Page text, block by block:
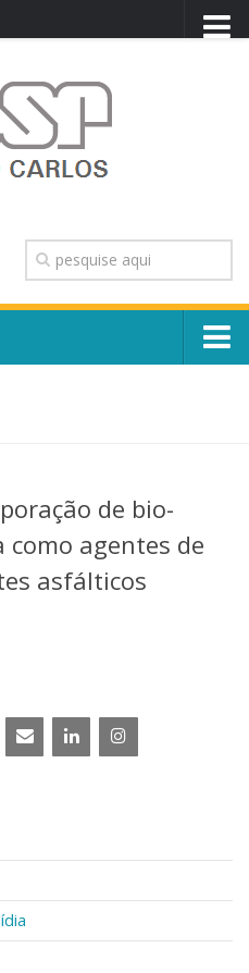
TRANSPARÊNCIA
OUVIDORIA
CONTATO
em Rede
de bio-
como agentes de
asfálticos